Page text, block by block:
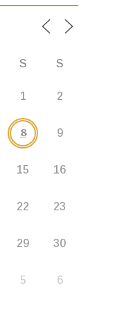
S S
1 2
8 9
15 16
22 23
29 30
5 6